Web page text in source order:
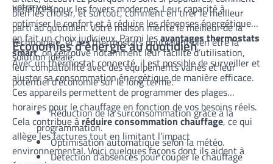
votre voix.
bien les choisir, et surtout, comment en tirer le meilleur
parti au quotidien. Votre maison mérite le meilleur de la
technologie, et ces thermostats pourraient bien être la
solution idéale.
bénéfices pour les foyers modernes. Leur capacité à
optimiser le confort et à réduire les dépenses énergétiques
en fait un choix judicieux. Parmi lesavantages thermostats
smart, on retrouve notamment leur facilité d’utilisation,
leur compatibilité avec des équipements variés et leur
potentiel d’économie sur le long terme.
Économies d’énergie au quotidien
Avec un thermostat connecté, il est possible de surveiller et
ajuster sa consommation énergétique de manière efficace.
Ces appareils permettent de programmer des plages
horaires pour le chauffage en fonction de vos besoins réels.
Cela contribue àréduire consommation chauffage, ce qui
allège les factures tout en limitant l’impact
environnemental. Voici quelques façons dont ils aident à
Réduction de la surconsommation grâce à la
programmation.
Optimisation automatique selon la météo.
Détection d’absences pour couper le chauffage